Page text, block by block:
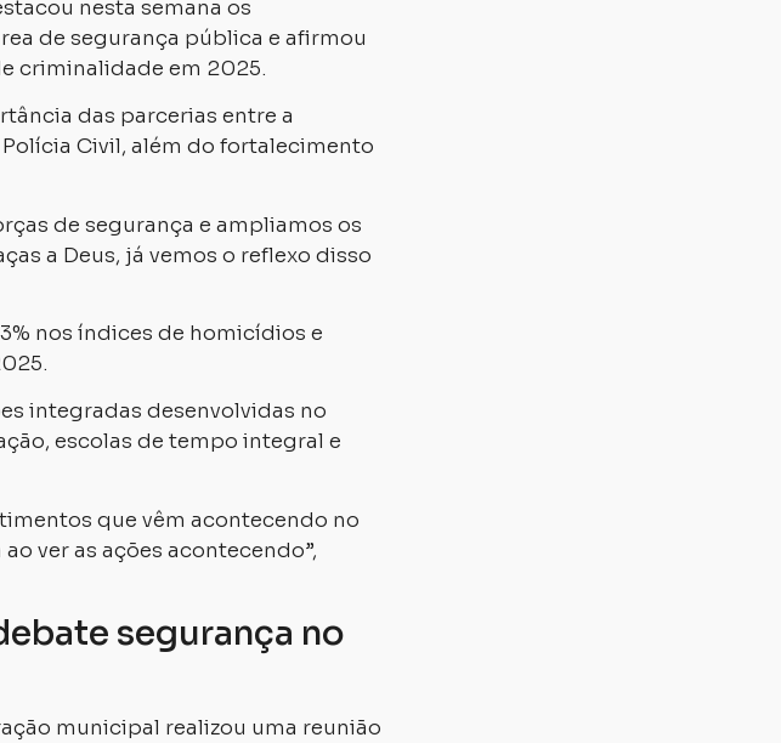
nesta semana os
de segurança pública e afirmou
criminalidade em 2025.
das parcerias entre a
Civil, além do fortalecimento
de segurança e ampliamos os
a Deus, já vemos o reflexo disso
nos índices de homicídios e
integradas desenvolvidas no
escolas de tempo integral e
que vêm acontecendo no
ver as ações acontecendo”,
segurança no
municipal realizou uma reunião